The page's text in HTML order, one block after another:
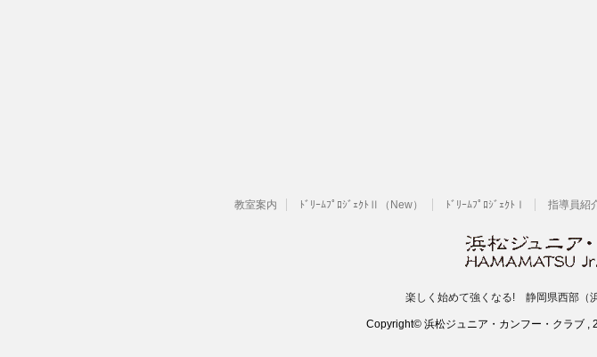
教室案内 ﾄﾞﾘｰﾑﾌﾟﾛｼﾞｪｸﾄⅡ（New） ﾄﾞﾘｰﾑﾌﾟﾛｼﾞｪｸﾄⅠ 指導員紹
楽しく始めて強くなる! 静岡県西部（
Copyright© 浜松ジュニア・カンフー・クラブ